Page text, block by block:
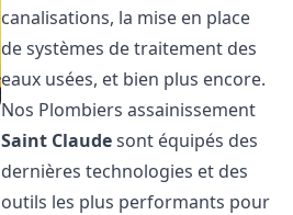
canalisations, la mise en place
de systèmes de traitement des
eaux usées, et bien plus encore.
Nos Plombiers assainissement
Saint Claudesont équipés des
dernières technologies et des
outils les plus performants pour